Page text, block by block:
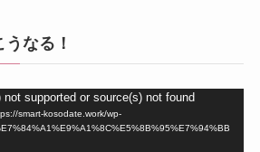
なる！
not supported or source(s) not found
smart-kosodate.work/wp-